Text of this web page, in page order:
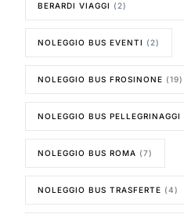
BERARDI VIAGGI (2)
NOLEGGIO BUS EVENTI (2)
NOLEGGIO BUS FROSINONE (19)
NOLEGGIO BUS PELLEGRINAGGI
NOLEGGIO BUS ROMA (7)
NOLEGGIO BUS TRASFERTE (4)